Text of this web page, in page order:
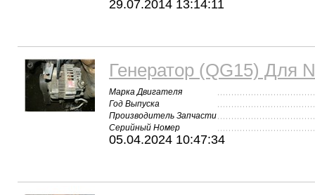
29.07.2014 13:14:11
Генератор (QG15) Для
Марка Двигателя
Год Выпуска
Производитель Запчасти
Серийный Номер
05.04.2024 10:47:34